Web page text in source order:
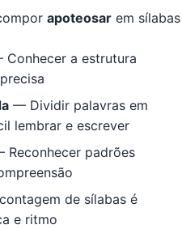
apoteosar em sílabas
a estrutura
— Dividir palavras em
lembrar e escrever
Reconhecer padrões
de sílabas é
e ritmo